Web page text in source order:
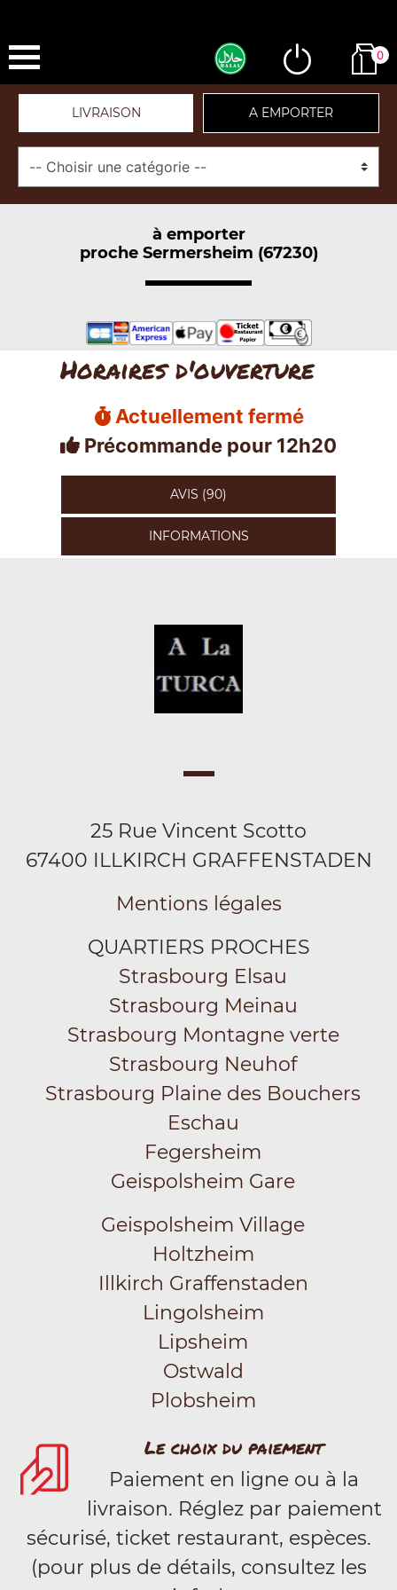
0
LIVRAISON A EMPORTER
à emporter
proche Sermersheim (67230)
Horaires d'ouverture
Actuellement fermé
Précommande pour 12h20
AVIS (90)
INFORMATIONS
25 Rue Vincent Scotto
67400 ILLKIRCH GRAFFENSTADEN
Mentions légales
QUARTIERS PROCHES
Strasbourg Elsau
Strasbourg Meinau
Strasbourg Montagne verte
Strasbourg Neuhof
Strasbourg Plaine des Bouchers
Eschau
Fegersheim
Geispolsheim Gare
Geispolsheim Village
Holtzheim
Illkirch Graffenstaden
Lingolsheim
Lipsheim
Ostwald
Plobsheim
Le choix du paiement
Paiement en ligne ou à la
livraison. Réglez par paiement
sécurisé, ticket restaurant, espèces.
(pour plus de détails, consultez les